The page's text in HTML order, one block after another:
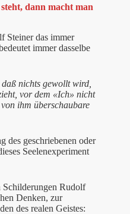
dann macht man
Steiner das immer
immer dasselbe
nichts gewollt wird,
vor dem «Ich» nicht
ihm überschaubare
des geschriebenen oder
Seelenexperiment
Schilderungen Rudolf
Denken, zur
des realen Geistes: